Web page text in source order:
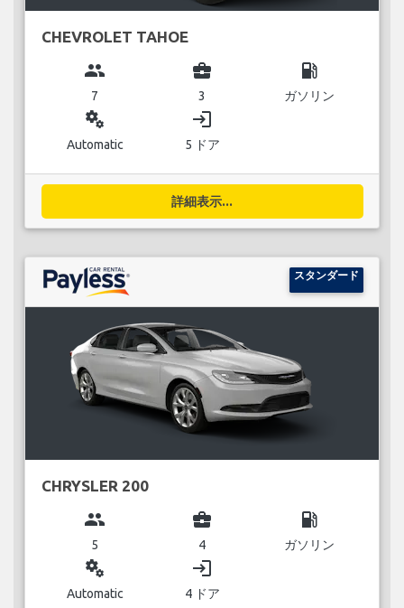
CHEVROLET TAHOE
group
7
business_center
3
local_gas_station
ガソリン
miscellaneous_services
Automatic
login
5 ドア
詳細表示...
スタンダード
CHRYSLER 200
group
5
business_center
4
local_gas_station
ガソリン
miscellaneous_services
Automatic
login
4 ドア